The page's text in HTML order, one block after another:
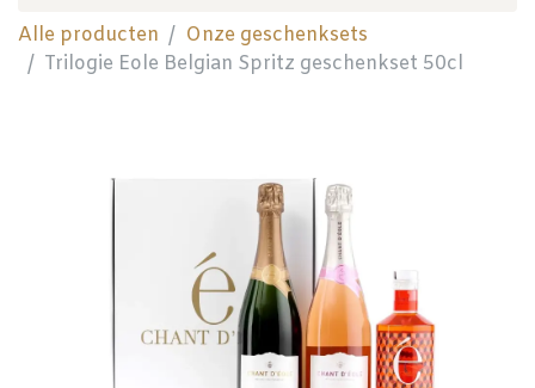
Alle producten
Onze geschenksets
Trilogie Eole Belgian Spritz geschenkset 50cl